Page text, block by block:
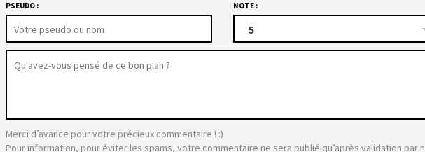
PSEUDO : NOTE :
5
Merci d’avance pour votre précieux commentaire ! :)
Pour information, pour éviter les spams, votre commentaire ne sera publié qu’après validation par